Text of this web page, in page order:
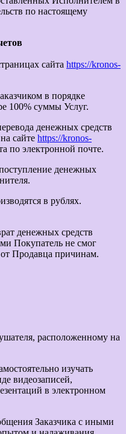
по настоящему
сайта https://kronos-
в порядке
100% суммы Услуг.
денежных средств
сайте https://kronos-
по электронной почте.
денежных
в рублях.
денежных средств
Покупатель не смог
Продавца причинам.
расположенному на
изучать
видеозаписей,
в электронном
Заказчика с иными